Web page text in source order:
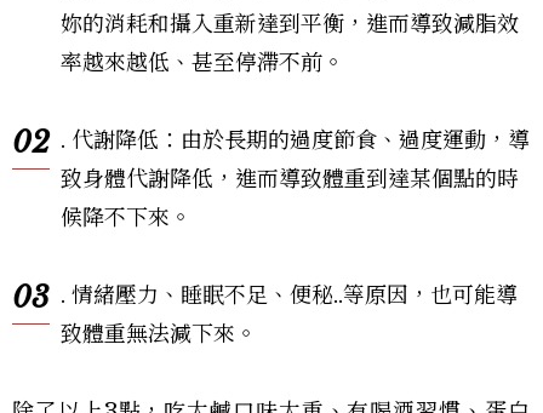
妳的消耗和攝入重新達到平衡，進而導致減脂效
率越來越低、甚至停滯不前。
02 . 代謝降低：由於長期的過度節食、過度運動，導
致身體代謝降低，進而導致體重到達某個點的時
候降不下來。
03 . 情緒壓力、睡眠不足、便秘..等原因，也可能導
致體重無法減下來。